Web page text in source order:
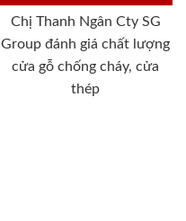
Chị Thanh Ngân Cty SG
Group đánh giá chất lượng
cửa gỗ chống cháy, cửa
thép